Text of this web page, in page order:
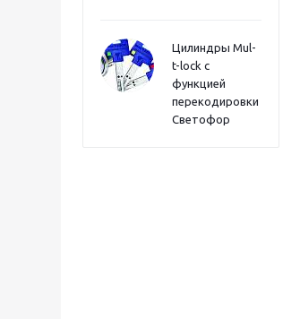
Цилиндры Mul-
t-lock с
функцией
перекодировки
Светофор